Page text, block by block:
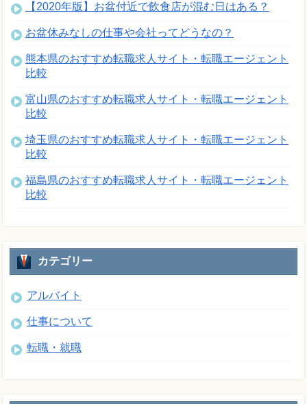
【2020年版】お盆付近で飲食店が混む日はある？
お盆休みなしの仕事や会社ってどうなの？
熊本県のおすすめ転職求人サイト・転職エージェント
比較
富山県のおすすめ転職求人サイト・転職エージェント
比較
埼玉県のおすすめ転職求人サイト・転職エージェント
比較
福島県のおすすめ転職求人サイト・転職エージェント
比較
カテゴリー
アルバイト
仕事について
転職・就職